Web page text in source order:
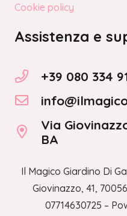
Cookie policy
Assistenza e
+39 080 334
Via
BA
Il Magico Giardino Di
Giovinazzo, 41,
07714630725 –